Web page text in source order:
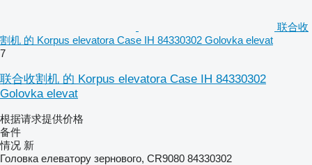
联合收
割机 的 Korpus elevatora Case IH 84330302 Golovka elevat
7
联合收割机 的 Korpus elevatora Case IH 84330302
Golovka elevat
根据请求提供价格
备件
情况 新
Головка елеватору зернового, CR9080 84330302